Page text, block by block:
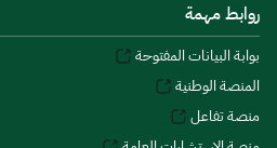
روابط مهمة
بوابة البيانات المفتوحة
المنصة الوطنية
منصة تفاعل